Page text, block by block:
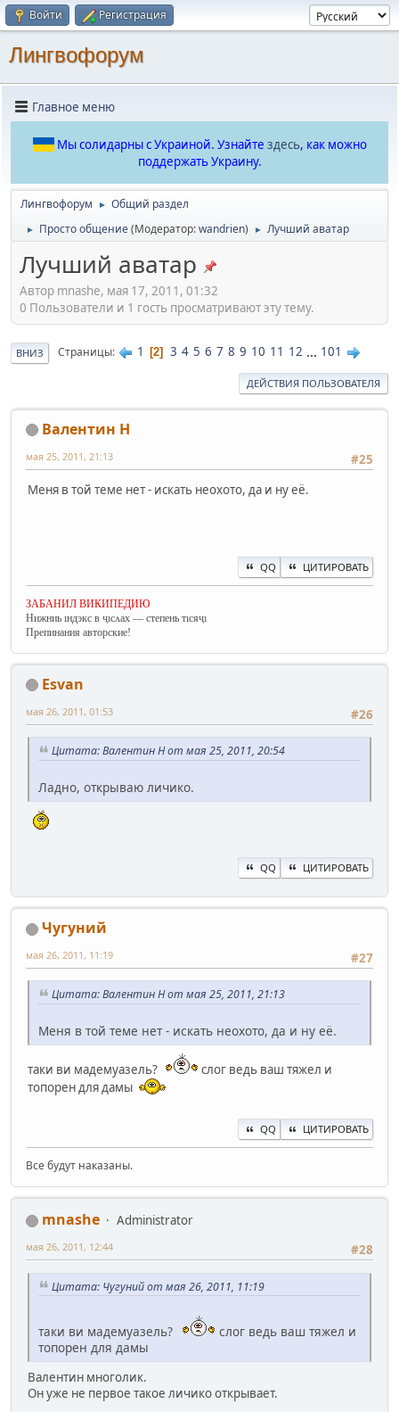
Войти Регистрация
Лингвофорум
Главное меню
Мы солидарны с Украиной. Узнайте здесь, как можно
поддержать Украину.
Лингвофорум ► Общий раздел
► Просто общение(Модератор:wandrien) ► Лучший аватар
Лучший аватар
Автор mnashe, мая 17, 2011, 01:32
0 Пользователи и 1 гость просматривают эту тему.
ВНИЗ Страницы 1 2 3 4 5 6 7 8 9 10 11 12 ... 101
ДЕЙСТВИЯ ПОЛЬЗОВАТЕЛЯ
Валентин Н
#25
мая 25, 2011, 21:13
Меня в той теме нет - искать неохото, да и ну её.
QQ ЦИТИРОВАТЬ
ЗАБАНИЛ ВИКИПЕДИЮ
Нижниь ıндэкс в ҷıсʌах — степень тıсяҷı
Препинания авторские!
Esvan
#26
мая 26, 2011, 01:53
Цитата: Валентин Н от мая 25, 2011, 20:54
Ладно, открываю личико.
QQ ЦИТИРОВАТЬ
Чугуний
#27
мая 26, 2011, 11:19
Цитата: Валентин Н от мая 25, 2011, 21:13
Меня в той теме нет - искать неохото, да и ну её.
таки ви мадемуазель?
слог ведь ваш тяжел и
топорен для дамы
QQ ЦИТИРОВАТЬ
Все будут наказаны.
mnashe
Administrator
#28
мая 26, 2011, 12:44
Цитата: Чугуний от мая 26, 2011, 11:19
таки ви мадемуазель?
слог ведь ваш тяжел и
топорен для дамы
Валентин многолик.
Он уже не первое такое личико открывает.